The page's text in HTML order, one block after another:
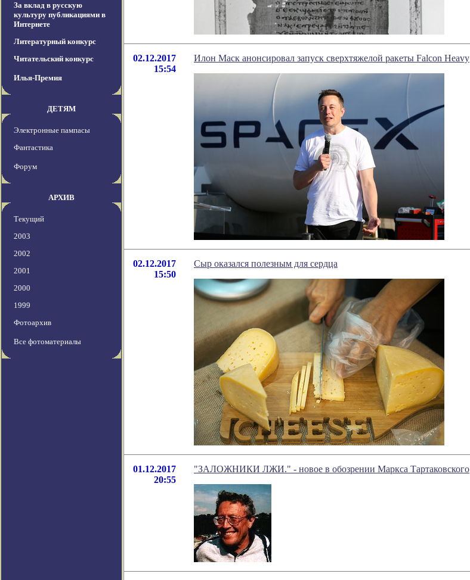
За вклад в русскую
культуру публикациями в
Интернете
Литературный конкурс
Читательский конкурс
Илья-Премия
ДЕТЯМ
Электронные пампасы
Фантастика
Форум
АРХИВ
Текущий
2003
2002
2001
2000
1999
Фотоархив
Все фотоматериалы
02.12.2017
15:54
Илон Маск анонсировал запуск сверхтяжелой ракеты Falcon Heavy
02.12.2017
15:50
Сыр оказался полезным для сердца
01.12.2017
20:55
"ЗАЛОЖНИКИ ЛЖИ." - новое в обозрении Маркса Тартаковского